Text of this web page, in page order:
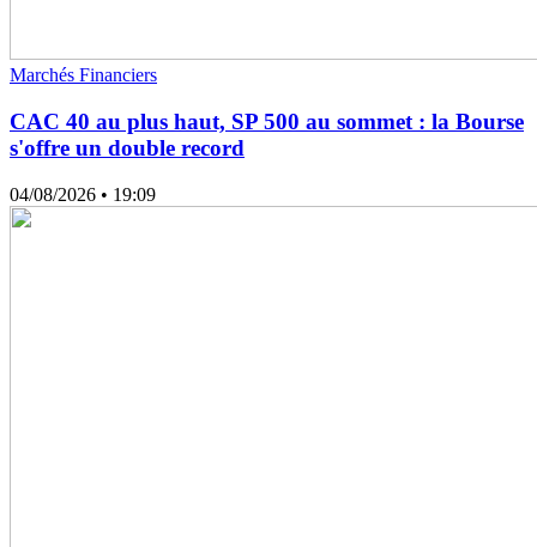
Marchés Financiers
CAC 40 au plus haut, SP 500 au sommet : la Bourse
s'offre un double record
04/08/2026 • 19:09